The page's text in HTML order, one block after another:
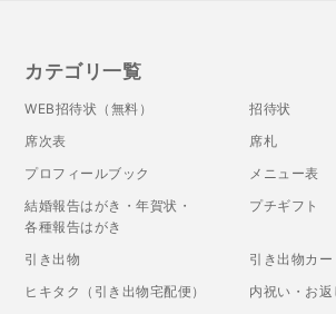
カテゴリ一覧
WEB招待状（無料）
招待状
席次表
席札
プロフィールブック
メニュー表
結婚報告はがき・年賀状・
各種報告はがき
プチギフト
引き出物
引き出物カー
ヒキタク（引き出物宅配便）
内祝い・お返